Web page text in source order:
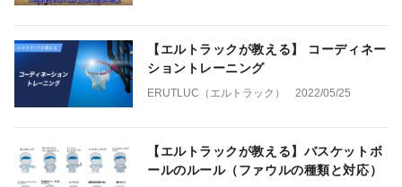
【エルトラックが教える】 コーディネー
ショントレーニング
ERUTLUC（エルトラック） 2022/05/25
【エルトラックが教える】バスケットボ
ールのルール（ファウルの種類と対応）